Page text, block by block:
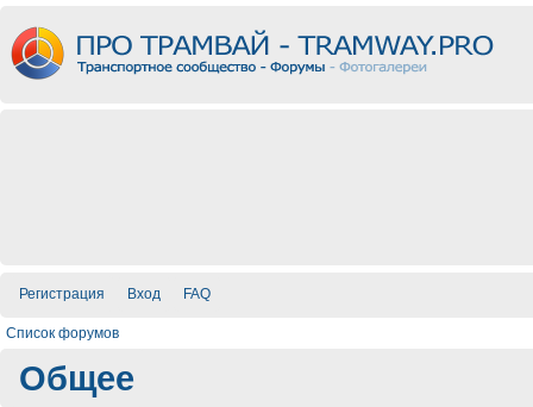
Регистрация Вход FAQ
Список форумов
Общее